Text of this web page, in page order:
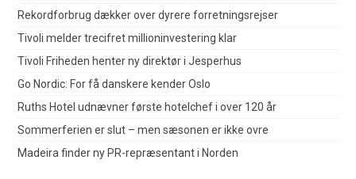
Rekordforbrug dækker over dyrere forretningsrejser
Tivoli melder trecifret millioninvestering klar
Tivoli Friheden henter ny direktør i Jesperhus
Go Nordic: For få danskere kender Oslo
Ruths Hotel udnævner første hotelchef i over 120 år
Sommerferien er slut – men sæsonen er ikke ovre
Madeira finder ny PR-repræsentant i Norden